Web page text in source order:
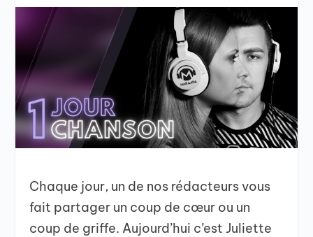
Chaque jour, un de nos rédacteurs vous
fait partager un coup de cœur ou un
coup de griffe. Aujourd’hui c’est Juliette